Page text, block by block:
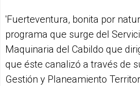
'Fuerteventura, bonita por
programa que surge del
Maquinaria del Cabildo que
que éste canalizó a través de
Gestión y Planeamiento